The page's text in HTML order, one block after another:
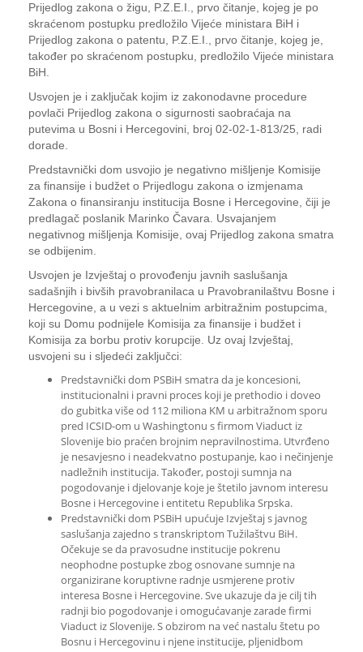
Prijedlog zakona o žigu, P.Z.E.I., prvo čitanje, kojeg je po
skraćenom postupku predložilo Vijeće ministara BiH i
Prijedlog zakona o patentu, P.Z.E.I., prvo čitanje, kojeg je,
također po skraćenom postupku, predložilo Vijeće ministara
BiH.
Usvojen je i zaključak kojim iz zakonodavne procedure
povlači Prijedlog zakona o sigurnosti saobraćaja na
putevima u Bosni i Hercegovini, broj 02-02-1-813/25, radi
dorade.
Predstavnički dom usvojio je negativno mišljenje Komisije
za finansije i budžet o Prijedlogu zakona o izmjenama
Zakona o finansiranju institucija Bosne i Hercegovine, čiji je
predlagač poslanik Marinko Čavara. Usvajanjem
negativnog mišljenja Komisije, ovaj Prijedlog zakona smatra
se odbijenim.
Usvojen je Izvještaj o provođenju javnih saslušanja
sadašnjih i bivših pravobranilaca u Pravobranilaštvu Bosne i
Hercegovine, a u vezi s aktuelnim arbitražnim postupcima,
koji su Domu podnijele Komisija za finansije i budžet i
Komisija za borbu protiv korupcije. Uz ovaj Izvještaj,
usvojeni su i sljedeći zaključci:
Predstavnički dom PSBiH smatra da je koncesioni,
institucionalni i pravni proces koji je prethodio i doveo
do gubitka više od 112 miliona KM u arbitražnom sporu
pred ICSID-om u Washingtonu s firmom Viaduct iz
Slovenije bio praćen brojnim nepravilnostima. Utvrđeno
je nesavjesno i neadekvatno postupanje, kao i nečinjenje
nadležnih institucija. Također, postoji sumnja na
pogodovanje i djelovanje koje je štetilo javnom interesu
Bosne i Hercegovine i entitetu Republika Srpska.
Predstavnički dom PSBiH upućuje Izvještaj s javnog
saslušanja zajedno s transkriptom Tužilaštvu BiH.
Očekuje se da pravosudne institucije pokrenu
neophodne postupke zbog osnovane sumnje na
organizirane koruptivne radnje usmjerene protiv
interesa Bosne i Hercegovine. Sve ukazuje da je cilj tih
radnji bio pogodovanje i omogućavanje zarade firmi
Viaduct iz Slovenije. S obzirom na već nastalu štetu po
Bosnu i Hercegovinu i njene institucije, pljenidbom